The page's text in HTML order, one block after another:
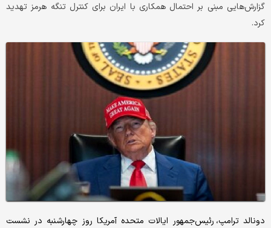
گزارش‌هایی مبنی بر احتمال همکاری با ایران برای کنترل تنگه هرمز تهدید
کرد.
دونالد ترامپ، رئیس‌جمهور ایالات متحده آمریکا روز چهارشنبه در نشست